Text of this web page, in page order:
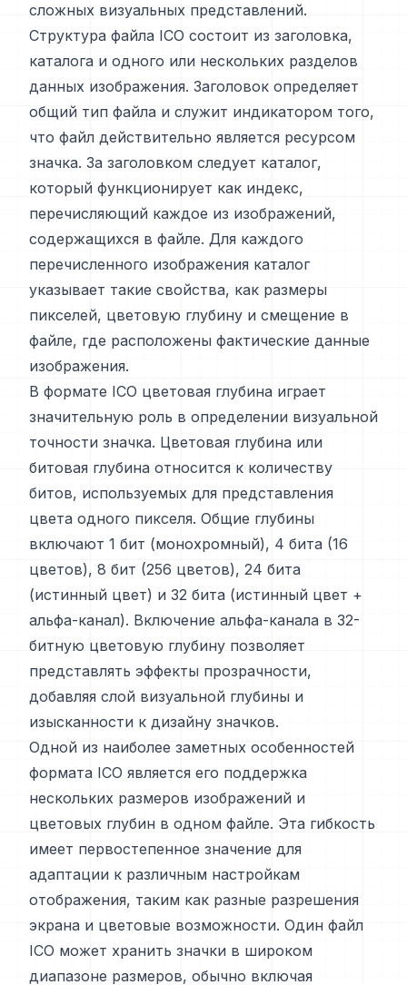
сложных визуальных представлений.
Структура файла ICO состоит из заголовка,
каталога и одного или нескольких разделов
данных изображения. Заголовок определяет
общий тип файла и служит индикатором того,
что файл действительно является ресурсом
значка. За заголовком следует каталог,
который функционирует как индекс,
перечисляющий каждое из изображений,
содержащихся в файле. Для каждого
перечисленного изображения каталог
указывает такие свойства, как размеры
пикселей, цветовую глубину и смещение в
файле, где расположены фактические данные
изображения.
В формате ICO цветовая глубина играет
значительную роль в определении визуальной
точности значка. Цветовая глубина или
битовая глубина относится к количеству
битов, используемых для представления
цвета одного пикселя. Общие глубины
включают 1 бит (монохромный), 4 бита (16
цветов), 8 бит (256 цветов), 24 бита
(истинный цвет) и 32 бита (истинный цвет +
альфа-канал). Включение альфа-канала в 32-
битную цветовую глубину позволяет
представлять эффекты прозрачности,
добавляя слой визуальной глубины и
изысканности к дизайну значков.
Одной из наиболее заметных особенностей
формата ICO является его поддержка
нескольких размеров изображений и
цветовых глубин в одном файле. Эта гибкость
имеет первостепенное значение для
адаптации к различным настройкам
отображения, таким как разные разрешения
экрана и цветовые возможности. Один файл
ICO может хранить значки в широком
диапазоне размеров, обычно включая